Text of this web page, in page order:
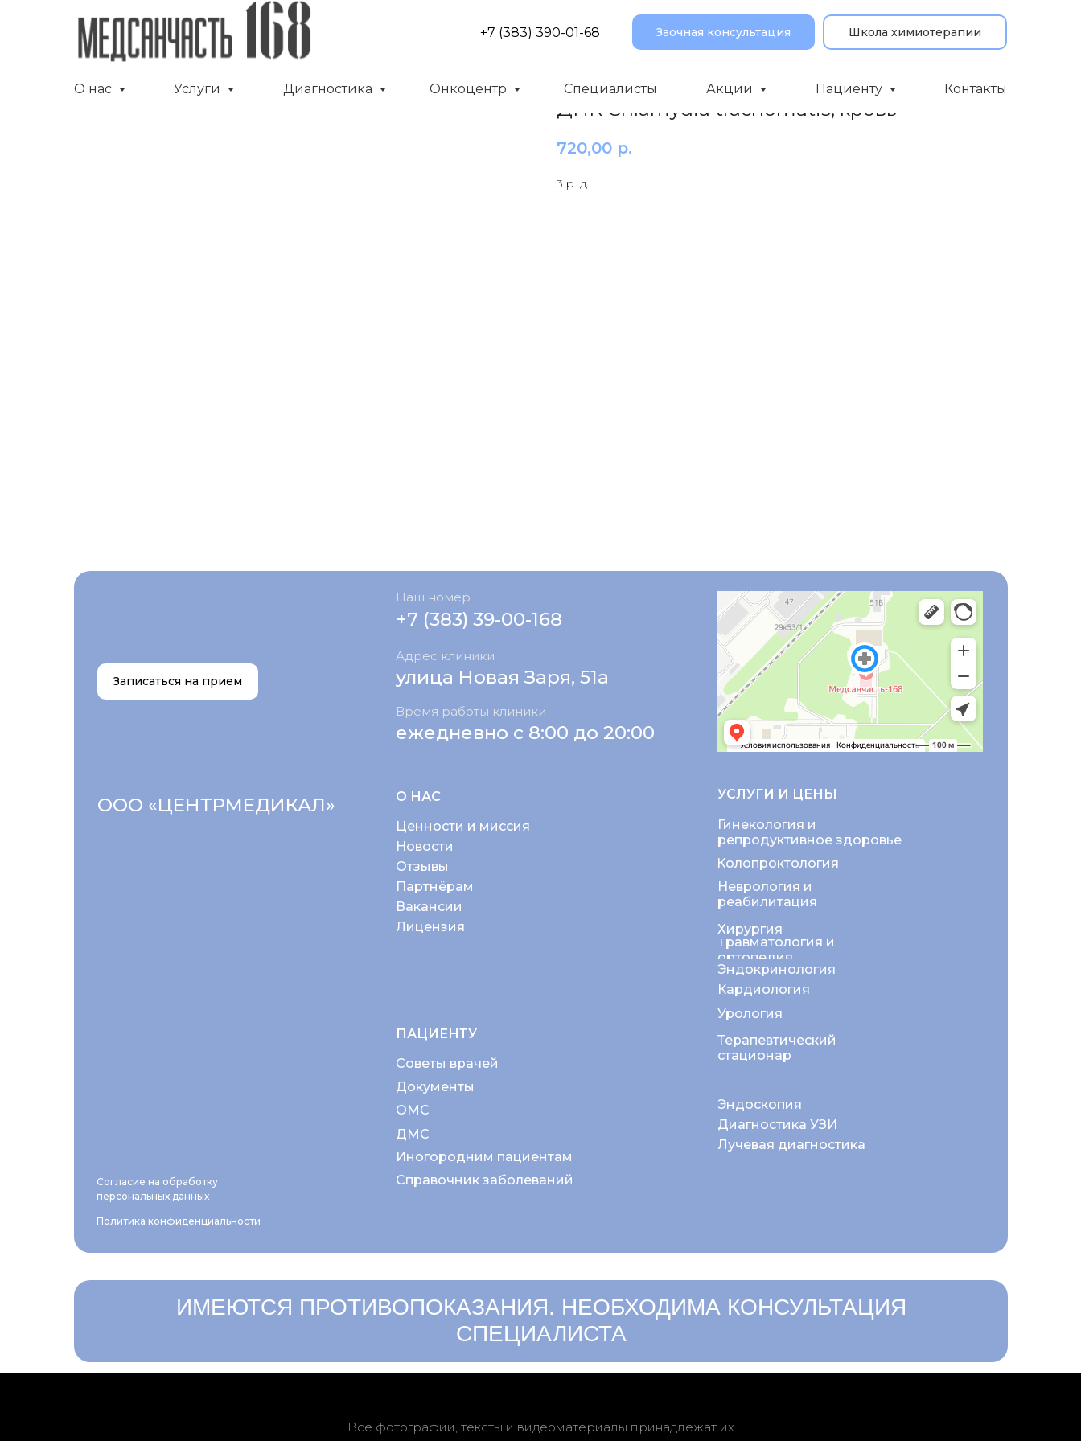
+7 (383) 390-01-68 Заочная консультация Школа химиотерапии
О нас Услуги Диагностика Онкоцентр Специалисты Акции Пациенту Контакты
ДНК Chlamydia trachomatis, кровь
720,00 р.
3 р. д.
О НАС
Политика конфиденциальности
Согласие на обработку
персональных данных
Ценности и миссия
Новости
+7 (383) 39-00-168
Отзывы
Партнёрам
Вакансии
Лицензия
Неврология и
реабилитация
Колопроктология
Хирургия
Гинекология и
репродуктивное здоровье
Диагностика УЗИ
Эндоскопия
Травматология и
ортопедия
Эндокринология
Терапевтический
стационар
Кардиология
Урология
Лучевая диагностика
УСЛУГИ И ЦЕНЫ
ПАЦИЕНТУ
Советы врачей
ОМС
Документы
ДМС
Иногородним пациентам
Справочник заболеваний
Наш номер
ежедневно с 8:00 до 20:00
Время работы клиники
Адрес клиники
улица Новая Заря, 51а
ООО «ЦЕНТРМЕДИКАЛ»
Записаться на прием
ИМЕЮТСЯ ПРОТИВОПОКАЗАНИЯ. НЕОБХОДИМА КОНСУЛЬТАЦИЯ
СПЕЦИАЛИСТА
Все фотографии, тексты и видеоматериалы принадлежат их